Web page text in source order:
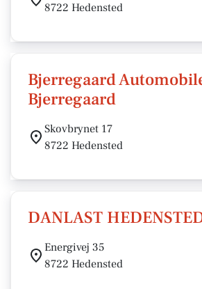
8722 Hedensted
Bjerregaard
Bjerregaard
Skovbrynet 17
8722 Hedensted
DANLAST
Energivej 35
8722 Hedensted